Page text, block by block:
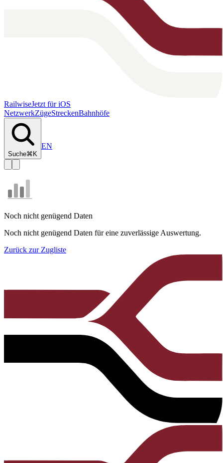
RailwiseJetzt für iOS
NetzwerkZügeStreckenBahnhöfe
Suche⌘K
EN
Noch nicht genügend Daten
Noch nicht genügend Daten für eine zuverlässige Auswertung.
Zurück zur Zugliste